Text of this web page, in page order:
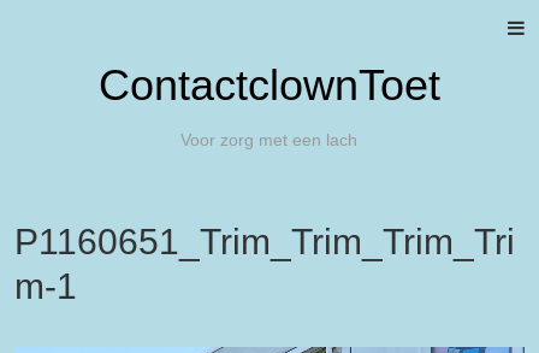
ContactclownToet
Voor zorg met een lach
P1160651_Trim_Trim_Trim_Tri
m-1